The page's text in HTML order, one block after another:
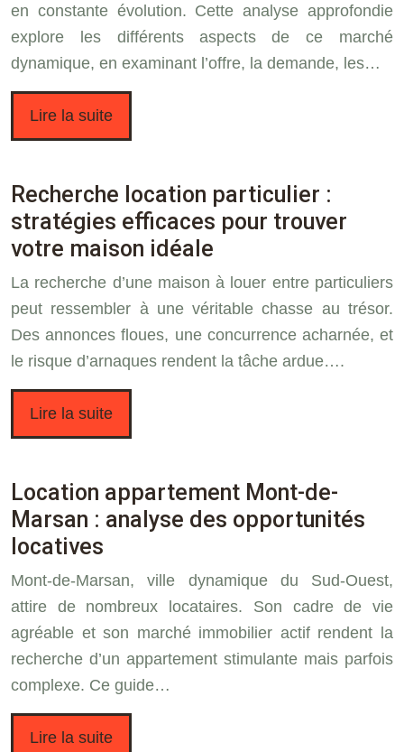
en constante évolution. Cette analyse approfondie
explore les différents aspects de ce marché
dynamique, en examinant l’offre, la demande, les…
Lire la suite
Recherche location particulier :
stratégies efficaces pour trouver
votre maison idéale
La recherche d’une maison à louer entre particuliers
peut ressembler à une véritable chasse au trésor.
Des annonces floues, une concurrence acharnée, et
le risque d’arnaques rendent la tâche ardue….
Lire la suite
Location appartement Mont-de-
Marsan : analyse des opportunités
locatives
Mont-de-Marsan, ville dynamique du Sud-Ouest,
attire de nombreux locataires. Son cadre de vie
agréable et son marché immobilier actif rendent la
recherche d’un appartement stimulante mais parfois
complexe. Ce guide…
Lire la suite